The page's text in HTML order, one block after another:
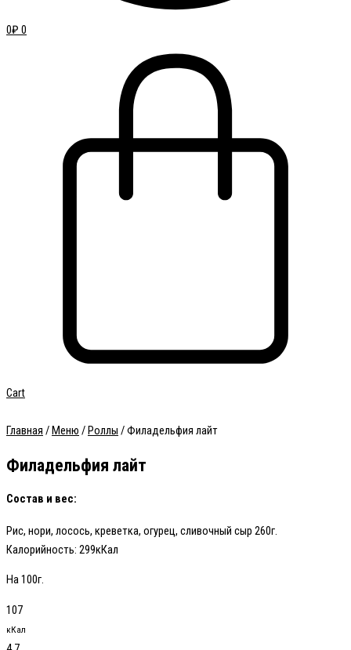
0₽ 0
Cart
Главная /Меню /Роллы / Филадельфия лайт
Филадельфия лайт
Состав и вес:
Рис, нори, лосось, креветка, огурец, сливочный сыр 260г.
Калорийность: 299кКал
На 100г.
107
кКал